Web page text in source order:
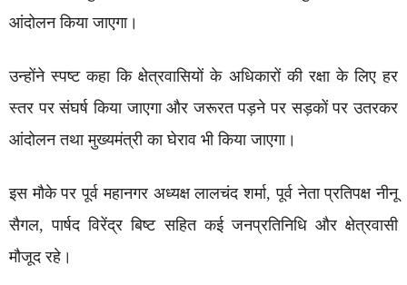
आंदोलन किया जाएगा।
उन्होंने स्पष्ट कहा कि क्षेत्रवासियों के अधिकारों की रक्षा के लिए हर
स्तर पर संघर्ष किया जाएगा और जरूरत पड़ने पर सड़कों पर उतरकर
आंदोलन तथा मुख्यमंत्री का घेराव भी किया जाएगा।
इस मौके पर पूर्व महानगर अध्यक्ष लालचंद शर्मा, पूर्व नेता प्रतिपक्ष नीनू
सैगल, पार्षद विरेंद्र बिष्ट सहित कई जनप्रतिनिधि और क्षेत्रवासी
मौजूद रहे।